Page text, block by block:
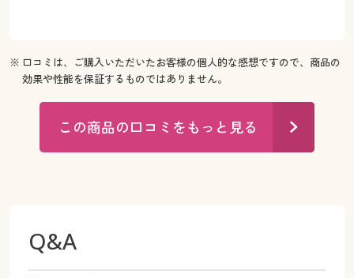
※ 口コミは、ご購入いただいたお客様の個人的な感想ですので、商品の
効果や性能を保証するものではありません。
この商品の口コミをもっと見る
Q&A